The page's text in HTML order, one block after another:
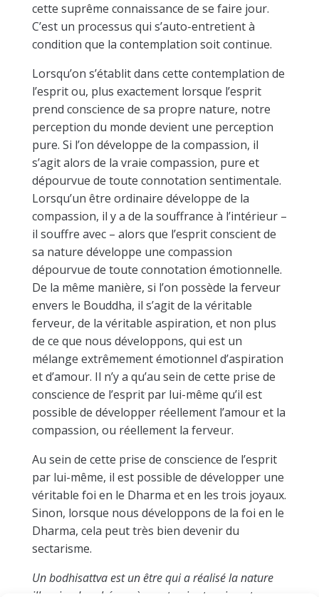
cette suprême connaissance de se faire jour.
C’est un processus qui s’auto-entretient à
condition que la contemplation soit continue.
Lorsqu’on s’établit dans cette contemplation de
l’esprit ou, plus exactement lorsque l’esprit
prend conscience de sa propre nature, notre
perception du monde devient une perception
pure. Si l’on développe de la compassion, il
s’agit alors de la vraie compassion, pure et
dépourvue de toute connotation sentimentale.
Lorsqu’un être ordinaire développe de la
compassion, il y a de la souffrance à l’intérieur –
il souffre avec – alors que l’esprit conscient de
sa nature développe une compassion
dépourvue de toute connotation émotionnelle.
De la même manière, si l’on possède la ferveur
envers le Bouddha, il s’agit de la véritable
ferveur, de la véritable aspiration, et non plus
de ce que nous développons, qui est un
mélange extrêmement émotionnel d’aspiration
et d’amour. Il n’y a qu’au sein de cette prise de
conscience de l’esprit par lui-même qu’il est
possible de développer réellement l’amour et la
compassion, ou réellement la ferveur.
Au sein de cette prise de conscience de l’esprit
par lui-même, il est possible de développer une
véritable foi en le Dharma et en les trois joyaux.
Sinon, lorsque nous développons de la foi en le
Dharma, cela peut très bien devenir du
sectarisme.
Un bodhisattva est un être qui a réalisé la nature